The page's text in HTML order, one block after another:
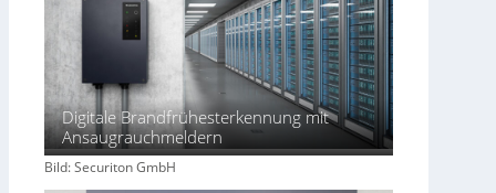
w
s
c
h
Digitale Brandfrühesterkennung mit
Ansaugrauchmeldern
Bild: Securiton GmbH